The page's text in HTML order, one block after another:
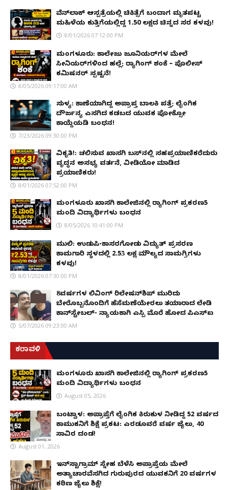
ವೆನ್‌ಲಾಕ್ ಆಸ್ಪತ್ರೆಯಲ್ಲಿ ಚಿಕಿತ್ಸೆಗೆ ಬಂದಾಗ ಮೃತಪಟ್ಟ
ಮಹಿಳೆಯ ಕುತ್ತಿಗೆಯಲ್ಲಿದ್ದ ₹1.50 ಲಕ್ಷದ ಚಿನ್ನದ ಸರ ಕಳವು!
8/01/2026 07:12:00 PM
ಮಂಗಳೂರು: ಕಾಲೇಜು ಜೂನಿಯರ್‌ಗಳ ಮೇಲೆ
ಸೀನಿಯರ್‌ಗಳಿಂದ ಹಲ್ಲೆ; ರ‌್ಯಾಗಿಂಗ್ ಶಂಕೆ – ಪೊಲೀಸ್
ಕಮಿಷನರ್ ಸ್ಪಷ್ಟನೆ!
8/05/2026 09:17:00 AM
ಸುಳ್ಯ: ಕಾಣೆಯಾಗಿದ್ದ ಅಪ್ರಾಪ್ತ ಬಾಲಕಿ ಪತ್ತೆ; ಲೈಂಗಿಕ
ದೌರ್ಜನ್ಯ ಎಸಗಿದ ಕಡಬದ ಯುವಕ ಪೋಕ್ಸೋ
ಕಾಯ್ದೆಯಡಿ ಬಂಧನ!
7/23/2026 09:30:00 PM
ವಿಕೃತಿ!: ಚಲಿಸುವ ಖಾಸಗಿ ಬಸ್‌ನಲ್ಲಿ ಸಹಪ್ರಯಾಣಿಕರೆದುರು
ವೃದ್ಧನ ಅಸಭ್ಯ ವರ್ತನೆ, ವೀಡಿಯೋ ಮಾಡಿದ
ಪ್ರಯಾಣಿಕರು!
8/01/2026 07:52:00 PM
ಮಂಗಳೂರು ಖಾಸಗಿ ಕಾಲೇಜಿನಲ್ಲಿ ರ‌್ಯಾಗಿಂಗ್ ಪ್ರಕರಣ5
ಮಂದಿ ವಿದ್ಯಾರ್ಥಿಗಳು ಬಂಧನ
8/05/2026 10:41:00 PM
ಮುಲ್ಕಿ: ಉಡುಪಿ-ಕಾಸರಗೋಡು ವಿದ್ಯುತ್ ಪ್ರಸರಣ
ಕಾಮಗಾರಿ ಸ್ಥಳದಲ್ಲಿ ₹2.53 ಲಕ್ಷ ಮೌಲ್ಯದ ಸಾಮಗ್ರಿಗಳು
ಕಳವು!
8/01/2026 07:30:00 PM
8ವರ್ಷಗಳ ಲಿವಿಂಗ್‌ ರಿಲೇಷನ್‌ಶಿಪ್ ಮುರಿದು
ಬೇರೊಬ್ಬನೊಂದಿಗೆ ಹೆಸೆಮಣೆಯೇರಲು ತಯಾರಾದ ಲೇಡಿ
ಕಾನ್‌ಸ್ಟೇಬಲ್- ನ್ಯಾಯಕ್ಕಾಗಿ ಎಸ್ಪಿ ಮೊರೆ ಹೋದ ಪಿಎಸ್ಐ
5/07/2026 09:23:00 AM
ಕರಾವಳಿ
ಮಂಗಳೂರು ಖಾಸಗಿ ಕಾಲೇಜಿನಲ್ಲಿ ರ‌್ಯಾಗಿಂಗ್ ಪ್ರಕರಣ5
ಮಂದಿ ವಿದ್ಯಾರ್ಥಿಗಳು ಬಂಧನ
August 05, 2026
ಬಂಟ್ವಾಳ: ಅಪ್ರಾಪ್ತೆಗೆ ಲೈಂಗಿಕ ಕಿರುಕುಳ ನೀಡಿದ್ದ 52 ವರ್ಷದ
ಕಾಮುಕನಿಗೆ ಶಿಕ್ಷೆ ಪ್ರಕಟ: ಎರಡೂವರೆ ವರ್ಷ ಜೈಲು, ₹40
ಸಾವಿರ ದಂಡ!
August 01, 2026
ಇನ್‌ಸ್ಟಾಗ್ರಾಮ್ ಸ್ನೇಹ ಬೆಳೆಸಿ ಅಪ್ರಾಪ್ತೆಯ ಮೇಲೆ
ಅತ್ಯಾಚಾರವೆಸಗಿದ ಗುರುಪುರದ ಯುವಕನಿಗೆ 20 ವರ್ಷಗಳ
ಕಠಿಣ ಜೈಲು ಶಿಕ್ಷೆ!